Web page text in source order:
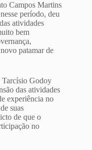
Campos Martins
período, deu
atividades
bem
patamar de
Tarcísio Godoy
das atividades
experiência no
suas
de que o
no